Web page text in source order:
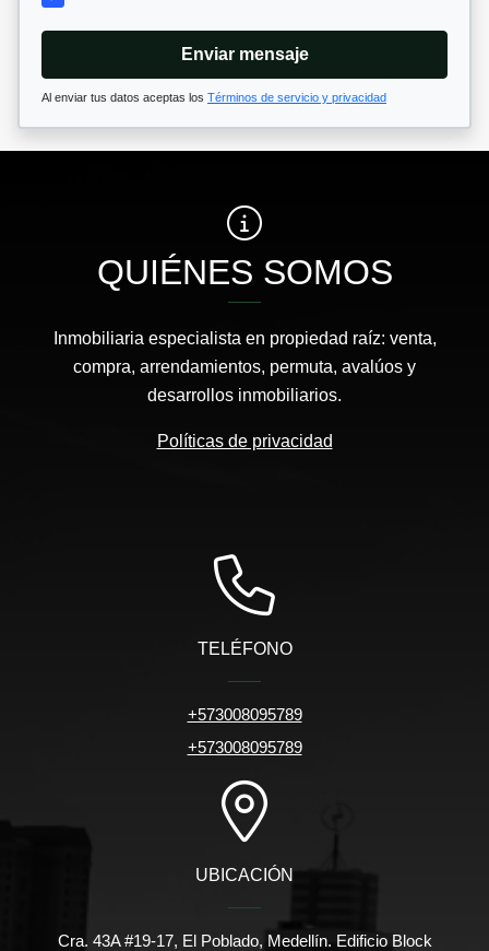
Enviar mensaje
Al enviar tus datos aceptas los Términos de servicio y privacidad
QUIÉNES SOMOS
Inmobiliaria especialista en propiedad raíz: venta,
compra, arrendamientos, permuta, avalúos y
desarrollos inmobiliarios.
Políticas de privacidad
TELÉFONO
+573008095789
+573008095789
UBICACIÓN
Cra. 43A #19-17, El Poblado, Medellín. Edificio Block